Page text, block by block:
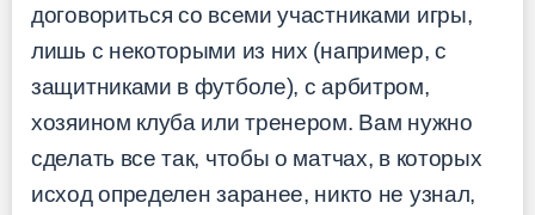
договориться со всеми участниками игры,
лишь с некоторыми из них (например, с
защитниками в футболе), с арбитром,
хозяином клуба или тренером. Вам нужно
сделать все так, чтобы о матчах, в которых
исход определен заранее, никто не узнал,